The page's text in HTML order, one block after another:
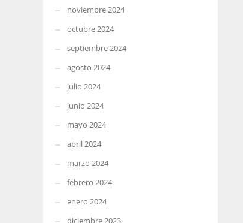
noviembre 2024
octubre 2024
septiembre 2024
agosto 2024
julio 2024
junio 2024
mayo 2024
abril 2024
marzo 2024
febrero 2024
enero 2024
diciembre 2023